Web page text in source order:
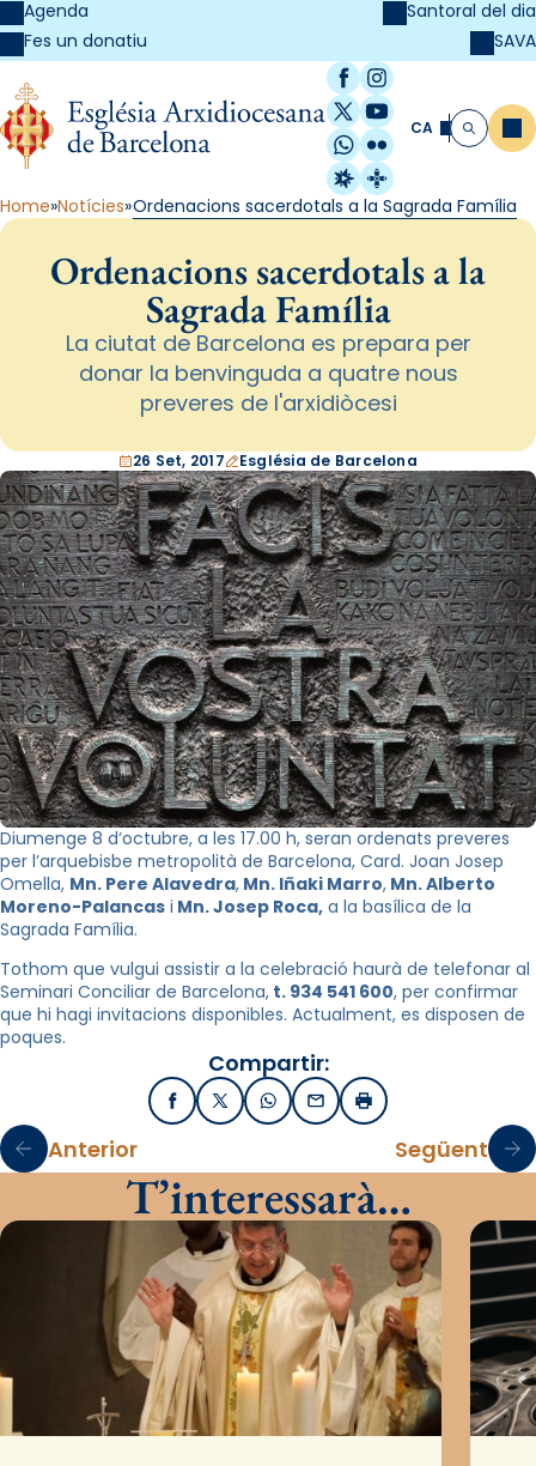
Agenda
Fes un donatiu
Santoral del dia
SAVA
Facebook
Instagram
X / Twitter
YouTube
WhatsApp
Flickr
Radio Estel
Catalunya
CA Cerca
Home Notícies Ordenacions sacerdotals a la Sagrada Família
Ordenacions sacerdotals a la
Sagrada Família
La ciutat de Barcelona es prepara per
donar la benvinguda a quatre nous
preveres de l'arxidiòcesi
26 Set, 2017 Església de Barcelona
Diumenge 8 d’octubre, a les 17.00 h, seran ordenats preveres
per l’arquebisbe metropolità de Barcelona, Card. Joan Josep
Omella, Mn. Pere Alavedra, Mn. Iñaki Marro, Mn. Alberto
Moreno-Palancas i Mn. Josep Roca, a la basílica de la
Sagrada Família.
Tothom que vulgui assistir a la celebració haurà de telefonar al
Seminari Conciliar de Barcelona, t. 934 541 600, per confirmar
que hi hagi invitacions disponibles. Actualment, es disposen de
poques.
Compartir:
FacebookX / TwitterWhatsApp
EmailImprimir
Anterior Següent
T’interessarà…